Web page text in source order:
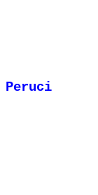
Peruci